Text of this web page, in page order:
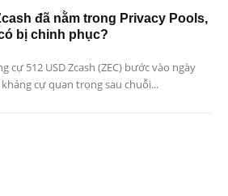
đã nằm trong Privacy Pools,
bị chinh phục?
cự 512 USD Zcash (ZEC) bước vào ngày
cự quan trọng sau chuỗi...